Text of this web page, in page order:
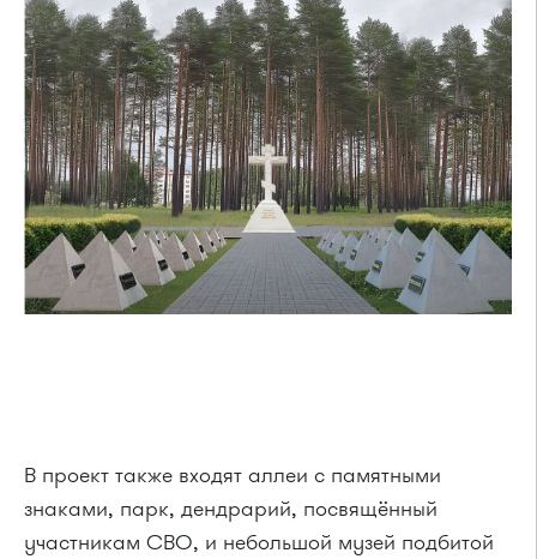
В проект также входят аллеи с памятными
знаками, парк, дендрарий, посвящённый
участникам СВО, и небольшой музей подбитой